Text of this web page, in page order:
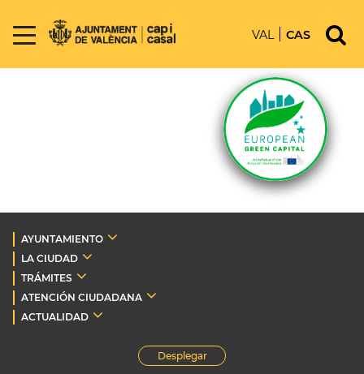
VAL CAS
AYUNTAMIENTO
LA CIUDAD
TRÁMITES
ATENCIÓN CIUDADANA
ACTUALIDAD
Desplegar